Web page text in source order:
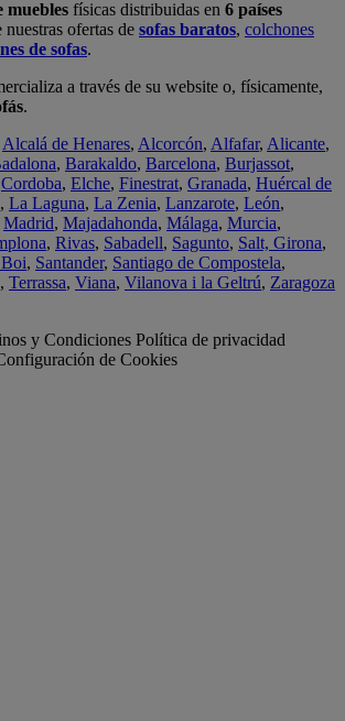
muebles físicas distribuidas en 6 países
ofertas de sofas baratos, colchones
de sofas.
a través de su website o, físicamente,
.
Alcalá de Henares, Alcorcón, Alfafar, Alicante,
, Barakaldo, Barcelona, Burjassot,
Cordoba, Elche, Finestrat, Granada, Huércal de
, La Laguna, La Zenia, Lanzarote, León,
Madrid, Majadahonda, Málaga, Murcia,
, Rivas, Sabadell, Sagunto, Salt, Girona,
, Santander, Santiago de Compostela,
, Terrassa, Viana, Vilanova i la Geltrú, Zaragoza
y Condiciones Política de privacidad
de Cookies